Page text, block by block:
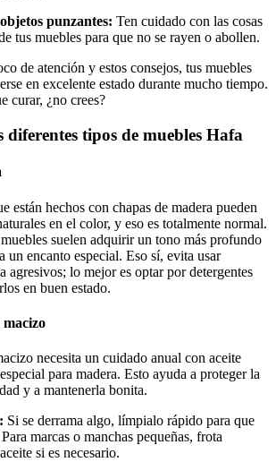
punzantes: Ten cuidado con las cosas
tus muebles para que no se rayen o abollen.
de atención y estos consejos, tus muebles
en excelente estado durante mucho tiempo.
curar, ¿no crees?
tipos de muebles Hafa
están hechos con chapas de madera pueden
en el color, y eso es totalmente normal.
suelen adquirir un tono más profundo
un encanto especial. Eso sí, evita usar
agresivos; lo mejor es optar por detergentes
en buen estado.
necesita un cuidado anual con aceite
para madera. Esto ayuda a proteger la
y a mantenerla bonita.
Si se derrama algo, límpialo rápido para que
marcas o manchas pequeñas, frota
si es necesario.